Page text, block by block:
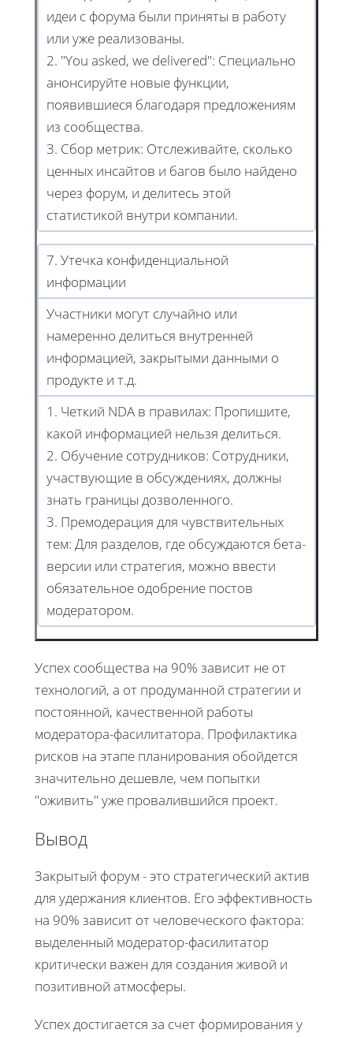
идеи с форума были приняты в работу
или уже реализованы.
2. "You asked, we delivered": Специально
анонсируйте новые функции,
появившиеся благодаря предложениям
из сообщества.
3. Сбор метрик: Отслеживайте, сколько
ценных инсайтов и багов было найдено
через форум, и делитесь этой
статистикой внутри компании.
7. Утечка конфиденциальной
информации
Участники могут случайно или
намеренно делиться внутренней
информацией, закрытыми данными о
продукте и т.д.
1. Четкий NDA в правилах: Пропишите,
какой информацией нельзя делиться.
2. Обучение сотрудников: Сотрудники,
участвующие в обсуждениях, должны
знать границы дозволенного.
3. Премодерация для чувствительных
тем: Для разделов, где обсуждаются бета-
версии или стратегия, можно ввести
обязательное одобрение постов
модератором.
Успех сообщества на 90% зависит не от
технологий, а от продуманной стратегии и
постоянной, качественной работы
модератора-фасилитатора. Профилактика
рисков на этапе планирования обойдется
значительно дешевле, чем попытки
"оживить" уже провалившийся проект.
Вывод
Закрытый форум - это стратегический актив
для удержания клиентов. Его эффективность
на 90% зависит от человеческого фактора:
выделенный модератор-фасилитатор
критически важен для создания живой и
позитивной атмосферы.
Успех достигается за счет формирования у